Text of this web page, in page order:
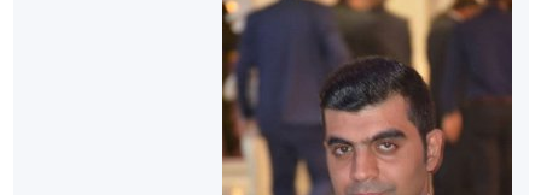
سازمان بورس و اوراق بهادار
مرجع اخبار موثق در بازارسرمایه